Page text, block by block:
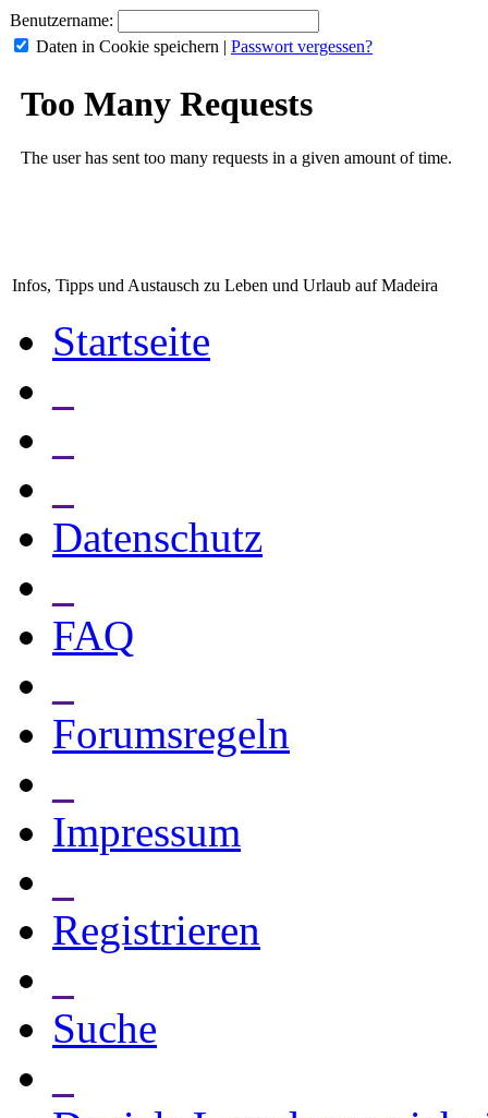
Benutzername:
Daten in Cookie speichern | Passwort vergessen?
Infos, Tipps und Austausch zu Leben und Urlaub auf Madeira
Startseite
Datenschutz
FAQ
Forumsregeln
Impressum
Registrieren
Suche